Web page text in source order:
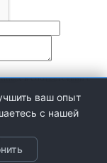
в соответствии с
ваш опыт
с нашей